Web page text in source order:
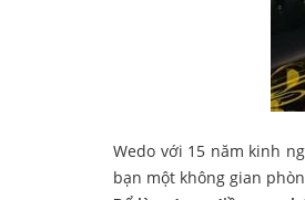
Wedo với 15 năm kinh
bạn một không gian